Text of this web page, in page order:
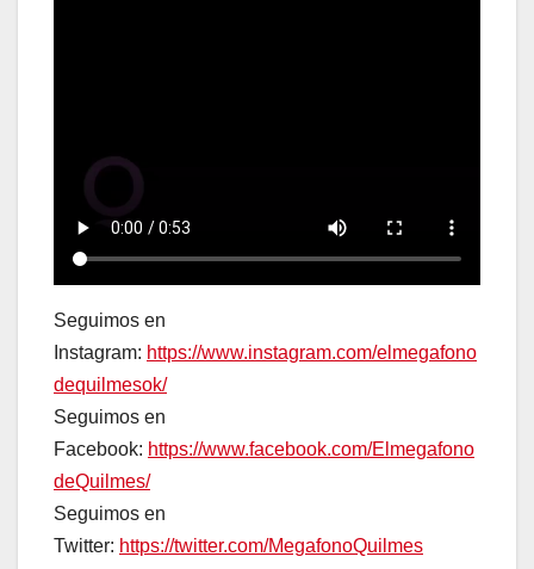
Seguimos en
Instagram: https://www.instagram.com/elmegafono
dequilmesok/
Seguimos en
Facebook: https://www.facebook.com/Elmegafono
deQuilmes/
Seguimos en
Twitter: https://twitter.com/MegafonoQuilmes